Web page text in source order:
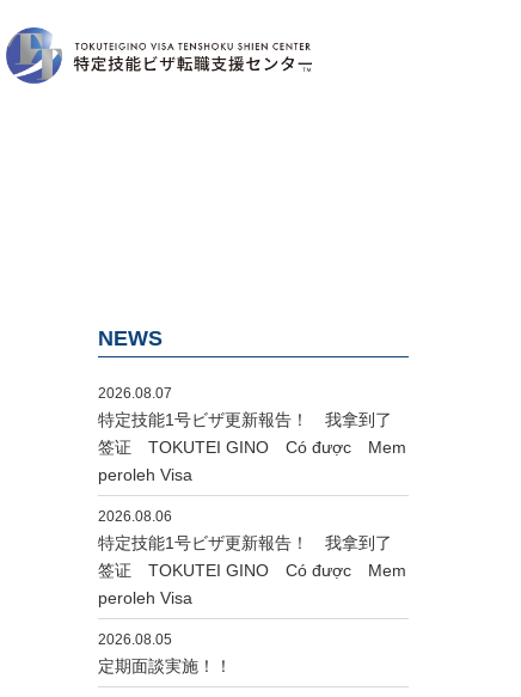
NEWS
2026.08.07
特定技能1号ビザ更新報告！ 我拿到了
签证 TOKUTEI GINO Có được Mem
peroleh Visa
2026.08.06
特定技能1号ビザ更新報告！ 我拿到了
签证 TOKUTEI GINO Có được Mem
peroleh Visa
2026.08.05
定期面談実施！！